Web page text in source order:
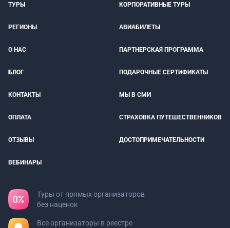
ТУРЫ КОРПОРАТИВНЫЕ ТУРЫ
РЕГИОНЫ АВИАБИЛЕТЫ
О НАС ПАРТНЕРСКАЯ ПРОГРАММА
БЛОГ ПОДАРОЧНЫЕ СЕРТИФИКАТЫ
КОНТАКТЫ МЫ В СМИ
ОПЛАТА СТРАХОВКА ПУТЕШЕСТВЕННИКОВ
ОТЗЫВЫ ДОСТОПРИМЕЧАТЕЛЬНОСТИ
ВЕБИНАРЫ
Туры от прямых организаторов
без наценок
Все организаторы в реестре